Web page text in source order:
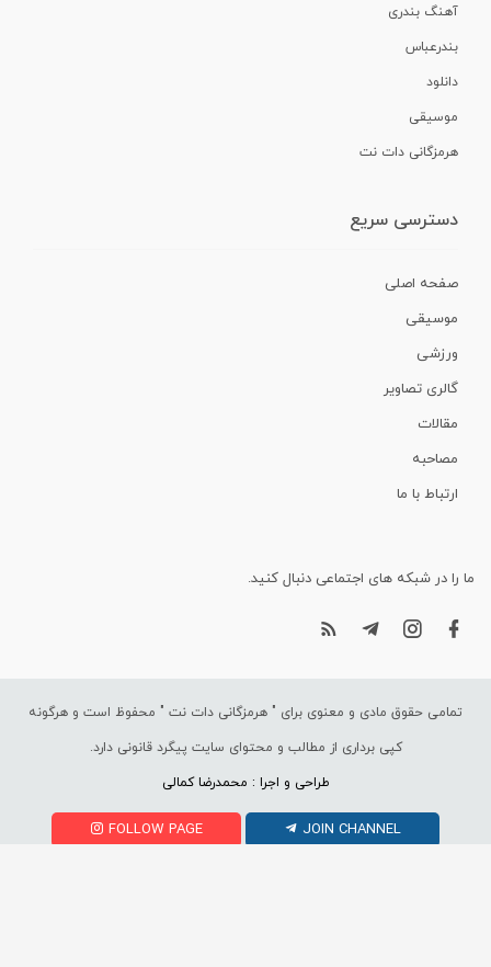
آهنگ بندری
بندرعباس
دانلود
موسیقی
هرمزگانی دات نت
دسترسی سریع
صفحه اصلی
موسیقی
ورزشی
گالری تصاویر
مقالات
مصاحبه
ارتباط با ما
ما را در شبکه های اجتماعی دنبال کنید.
تمامی حقوق مادی و معنوی برای " هرمزگانی دات نت " محفوظ است و هرگونه
کپی برداری از مطالب و محتوای سایت پیگرد قانونی دارد.
طراحی و اجرا : محمدرضا کمالی
FOLLOW PAGE JOIN CHANNEL